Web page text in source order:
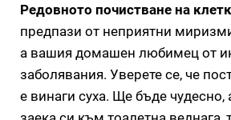
Редовното почистване на
предпази от неприятни
а вашия домашен любимец от
заболявания. Уверете се, че
е винаги суха. Ще бъде чудесно,